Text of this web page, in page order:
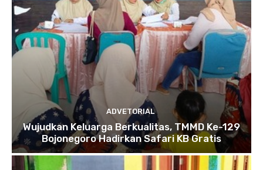
ADVETORIAL
Wujudkan Keluarga Berkualitas, TMMD Ke-129
Bojonegoro Hadirkan Safari KB Gratis